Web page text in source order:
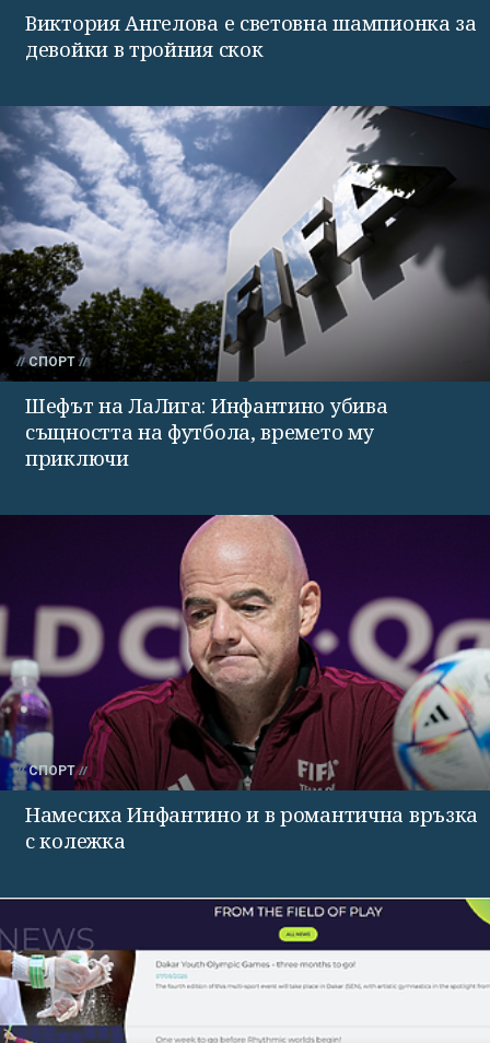
Виктория Ангелова е световна шампионка за
девойки в тройния скок
СПОРТ
Шефът на ЛаЛига: Инфантино убива
същността на футбола, времето му
приключи
СПОРТ
Намесиха Инфантино и в романтична връзка
с колежка